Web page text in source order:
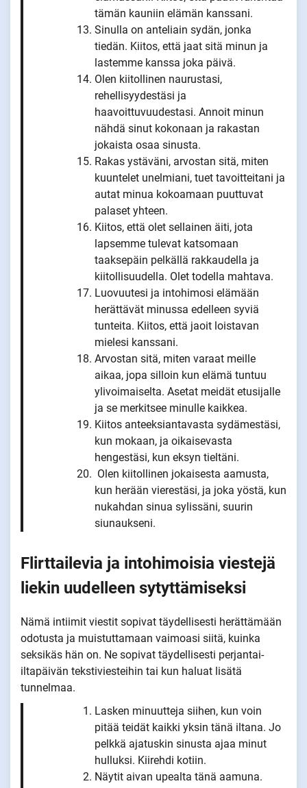
tämän kauniin elämän kanssani.
Sinulla on anteliain sydän, jonka
tiedän. Kiitos, että jaat sitä minun ja
lastemme kanssa joka päivä.
Olen kiitollinen naurustasi,
rehellisyydestäsi ja
haavoittuvuudestasi. Annoit minun
nähdä sinut kokonaan ja rakastan
jokaista osaa sinusta.
Rakas ystäväni, arvostan sitä, miten
kuuntelet unelmiani, tuet tavoitteitani ja
autat minua kokoamaan puuttuvat
palaset yhteen.
Kiitos, että olet sellainen äiti, jota
lapsemme tulevat katsomaan
taaksepäin pelkällä rakkaudella ja
kiitollisuudella. Olet todella mahtava.
Luovuutesi ja intohimosi elämään
herättävät minussa edelleen syviä
tunteita. Kiitos, että jaoit loistavan
mielesi kanssani.
Arvostan sitä, miten varaat meille
aikaa, jopa silloin kun elämä tuntuu
ylivoimaiselta. Asetat meidät etusijalle
ja se merkitsee minulle kaikkea.
Kiitos anteeksiantavasta sydämestäsi,
kun mokaan, ja oikaisevasta
hengestäsi, kun eksyn tieltäni.
Olen kiitollinen jokaisesta aamusta,
kun herään vierestäsi, ja joka yöstä, kun
nukahdan sinua sylissäni, suurin
siunaukseni.
Flirttailevia ja intohimoisia viestejä
liekin uudelleen sytyttämiseksi
Nämä intiimit viestit sopivat täydellisesti herättämään
odotusta ja muistuttamaan vaimoasi siitä, kuinka
seksikäs hän on. Ne sopivat täydellisesti perjantai-
iltapäivän tekstiviesteihin tai kun haluat lisätä
tunnelmaa.
Lasken minuutteja siihen, kun voin
pitää teidät kaikki yksin tänä iltana. Jo
pelkkä ajatuskin sinusta ajaa minut
hulluksi. Kiirehdi kotiin.
Näytit aivan upealta tänä aamuna.